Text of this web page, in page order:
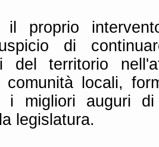
il proprio
di
del territorio
comunità locali,
i migliori auguri
legislatura.